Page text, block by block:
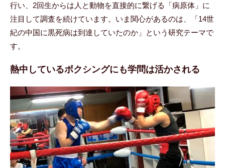
行い、2回生からは人と動物を直接的に繋げる「病原体」に
注目して調査を続けています。いま関心があるのは、「14世
紀の中国に黒死病は到達していたのか」という研究テーマで
す。
熱中しているボクシングにも学問は活かされる